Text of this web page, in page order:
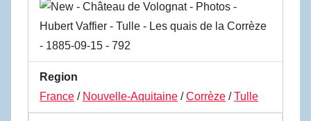
Region
France / Nouvelle-Aquitaine /Corrèze /Tulle